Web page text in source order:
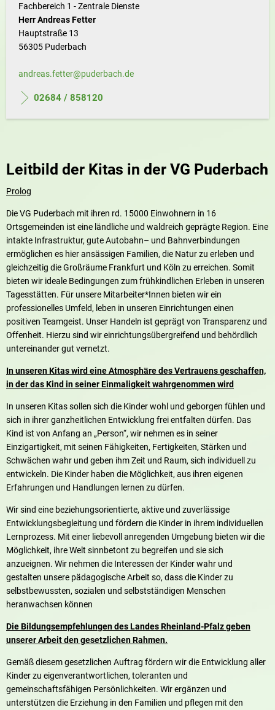
Fachbereich 1 - Zentrale Dienste
Herr Andreas Fetter
Hauptstraße 13
56305 Puderbach
andreas.fetter@puderbach.de
02684 / 858120
Leitbild der Kitas in der VG Puderbach
Prolog
Die VG Puderbach mit ihren rd. 15000 Einwohnern in 16
Ortsgemeinden ist eine ländliche und waldreich geprägte Region. Eine
intakte Infrastruktur, gute Autobahn– und Bahnverbindungen
ermöglichen es hier ansässigen Familien, die Natur zu erleben und
gleichzeitig die Großräume Frankfurt und Köln zu erreichen. Somit
bieten wir ideale Bedingungen zum frühkindlichen Erleben in unseren
Tagesstätten. Für unsere Mitarbeiter*Innen bieten wir ein
professionelles Umfeld, leben in unseren Einrichtungen einen
positiven Teamgeist. Unser Handeln ist geprägt von Transparenz und
Offenheit. Hierzu sind wir einrichtungsübergreifend und behördlich
untereinander gut vernetzt.
In unseren Kitas wird eine Atmosphäre des Vertrauens geschaffen,
in der das Kind in seiner Einmaligkeit wahrgenommen wird
In unseren Kitas sollen sich die Kinder wohl und geborgen fühlen und
sich in ihrer ganzheitlichen Entwicklung frei entfalten dürfen. Das
Kind ist von Anfang an „Person“, wir nehmen es in seiner
Einzigartigkeit, mit seinen Fähigkeiten, Fertigkeiten, Stärken und
Schwächen wahr und geben ihm Zeit und Raum, sich individuell zu
entwickeln. Die Kinder haben die Möglichkeit, aus ihren eigenen
Erfahrungen und Handlungen lernen zu dürfen.
Wir sind eine beziehungsorientierte, aktive und zuverlässige
Entwicklungsbegleitung und fördern die Kinder in ihrem individuellen
Lernprozess. Mit einer liebevoll anregenden Umgebung bieten wir die
Möglichkeit, ihre Welt sinnbetont zu begreifen und sie sich
anzueignen. Wir nehmen die Interessen der Kinder wahr und
gestalten unsere pädagogische Arbeit so, dass die Kinder zu
selbstbewussten, sozialen und selbstständigen Menschen
heranwachsen können
Die Bildungsempfehlungen des Landes Rheinland-Pfalz geben
unserer Arbeit den gesetzlichen Rahmen.
Gemäß diesem gesetzlichen Auftrag fördern wir die Entwicklung aller
Kinder zu eigenverantwortlichen, toleranten und
gemeinschaftsfähigen Persönlichkeiten. Wir ergänzen und
unterstützen die Erziehung in den Familien und pflegen mit den